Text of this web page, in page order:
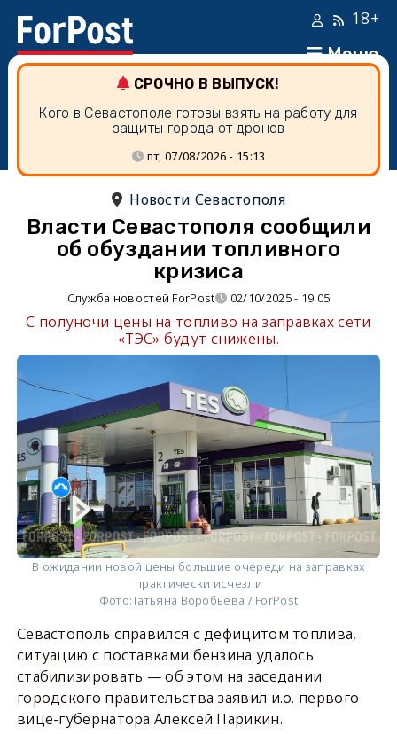
Меню
18+
СРОЧНО В ВЫПУСК!
Кого в Севастополе готовы взять на работу для
защиты города от дронов
пт, 07/08/2026 - 15:13
Новости Севастополя
Власти Севастополя сообщили
об обуздании топливного
кризиса
Служба новостей ForPost 02/10/2025 - 19:05
С полуночи цены на топливо на заправках сети
«ТЭС» будут снижены.
В ожидании новой цены большие очереди на заправках
практически исчезли
Фото:Татьяна Воробьёва / ForPost
Севастополь справился с дефицитом топлива,
ситуацию с поставками бензина удалось
стабилизировать — об этом на заседании
городского правительства заявил и.о. первого
вице-губернатора Алексей Парикин.